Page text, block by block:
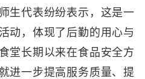
生代表纷纷表示，这是一
动，体现了后勤的用心与
堂长期以来在食品安全方
进一步提高服务质量、提